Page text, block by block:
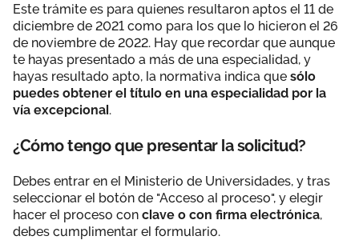
Este trámite es para quienes resultaron aptos el 11 de
diciembre de 2021 como para los que lo hicieron el 26
de noviembre de 2022. Hay que recordar que aunque
te hayas presentado a más de una especialidad, y
hayas resultado apto, la normativa indica que sólo
puedes obtener el título en una especialidad por la
vía excepcional.
¿Cómo tengo que presentar la solicitud?
Debes entrar en el Ministerio de Universidades, y tras
seleccionar el botón de "Acceso al proceso", y elegir
hacer el proceso con clave o con firma electrónica,
debes cumplimentar el formulario.